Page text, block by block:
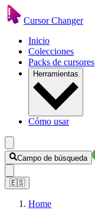
Cursor Changer
Inicio
Colecciones
Packs de cursores
Herramientas
Cómo usar
Campo de búsqueda
🇪🇸
Home